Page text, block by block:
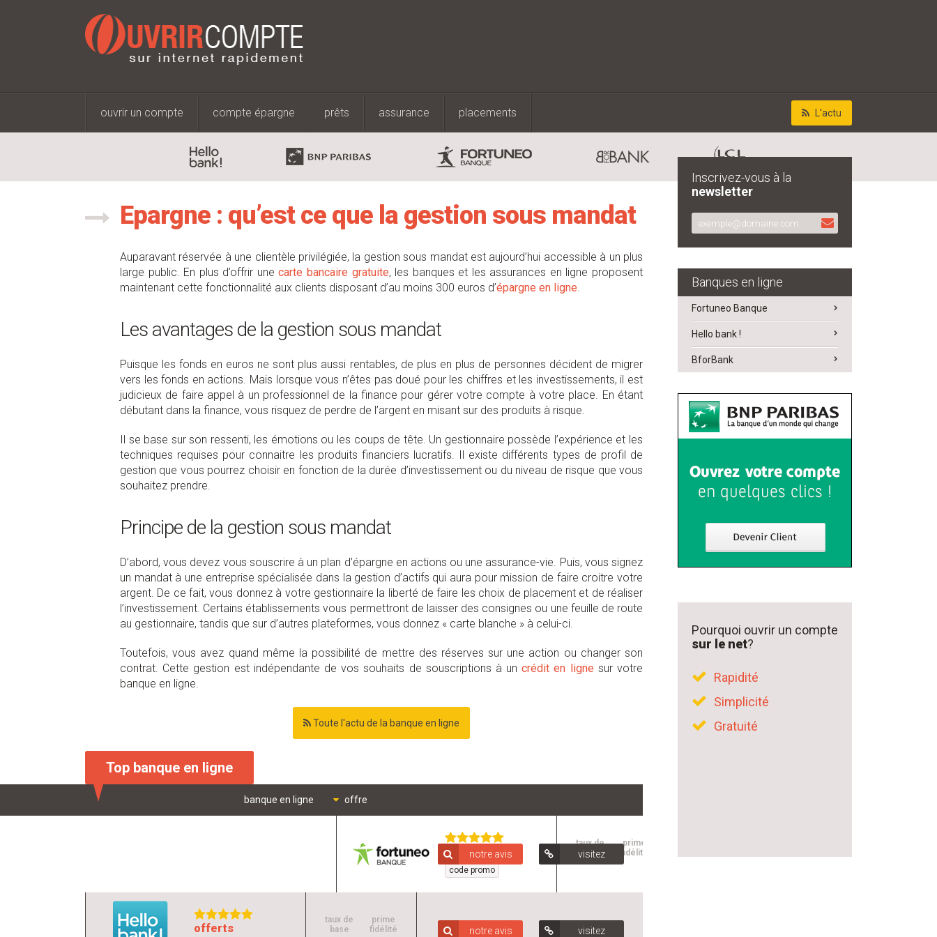
ouvrir un compte compte épargne prêts assurance placements L'actu
Epargne : qu’est ce que la gestion sous mandat
Auparavant réservée à une clientèle privilégiée, la gestion sous mandat est aujourd’hui accessible à un plus
large public. En plus d’offrir une carte bancaire gratuite, les banques et les assurances en ligne proposent
maintenant cette fonctionnalité aux clients disposant d’au moins 300 euros d’épargne en ligne.
Les avantages de la gestion sous mandat
Puisque les fonds en euros ne sont plus aussi rentables, de plus en plus de personnes décident de migrer
vers les fonds en actions. Mais lorsque vous n’êtes pas doué pour les chiffres et les investissements, il est
judicieux de faire appel à un professionnel de la finance pour gérer votre compte à votre place. En étant
débutant dans la finance, vous risquez de perdre de l’argent en misant sur des produits à risque.
Il se base sur son ressenti, les émotions ou les coups de tête. Un gestionnaire possède l’expérience et les
techniques requises pour connaitre les produits financiers lucratifs. Il existe différents types de profil de
gestion que vous pourrez choisir en fonction de la durée d’investissement ou du niveau de risque que vous
souhaitez prendre.
Principe de la gestion sous mandat
D’abord, vous devez vous souscrire à un plan d’épargne en actions ou une assurance-vie. Puis, vous signez
un mandat à une entreprise spécialisée dans la gestion d’actifs qui aura pour mission de faire croitre votre
argent. De ce fait, vous donnez à votre gestionnaire la liberté de faire les choix de placement et de réaliser
l’investissement. Certains établissements vous permettront de laisser des consignes ou une feuille de route
au gestionnaire, tandis que sur d’autres plateformes, vous donnez « carte blanche » à celui-ci.
Toutefois, vous avez quand même la possibilité de mettre des réserves sur une action ou changer son
contrat. Cette gestion est indépendante de vos souhaits de souscriptions à un crédit en ligne sur votre
banque en ligne.
Toute l'actu de la banque en ligne
Top banque en ligne
banque en ligne offre
offerts
code promo
taux de
base
prime
fidélité
notre avis visitez
offerts
taux de
base
prime
fidélité
notre avis visitez
Inscrivez-vous à la
newsletter
Banques en ligne
Fortuneo Banque
Hello bank !
BforBank
Pourquoi ouvrir un compte
sur le net?
Rapidité
Simplicité
Gratuité